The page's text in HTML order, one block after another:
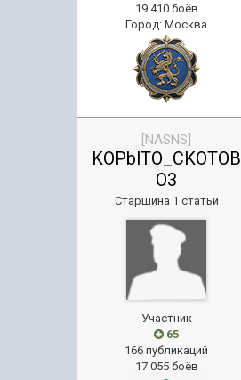
19 410 боёв
Город:Москва
[NASNS]
KOPblTO_CKOTOB
O3
Старшина 1 статьи
Участник
65
166 публикаций
17 055 боёв